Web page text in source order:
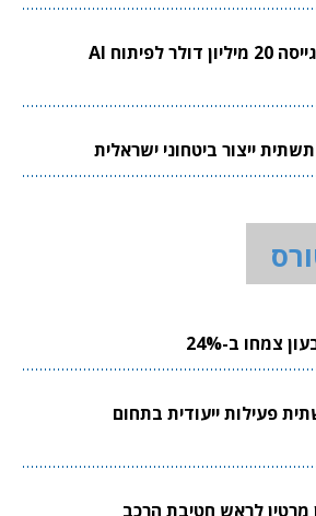
Limitless Labs גייסה 20 מיליון דולר לפיתוח AI
צמחו ב-24%
פעילות ייעודית בתחום
מרטין לראש חטיבת הרכב